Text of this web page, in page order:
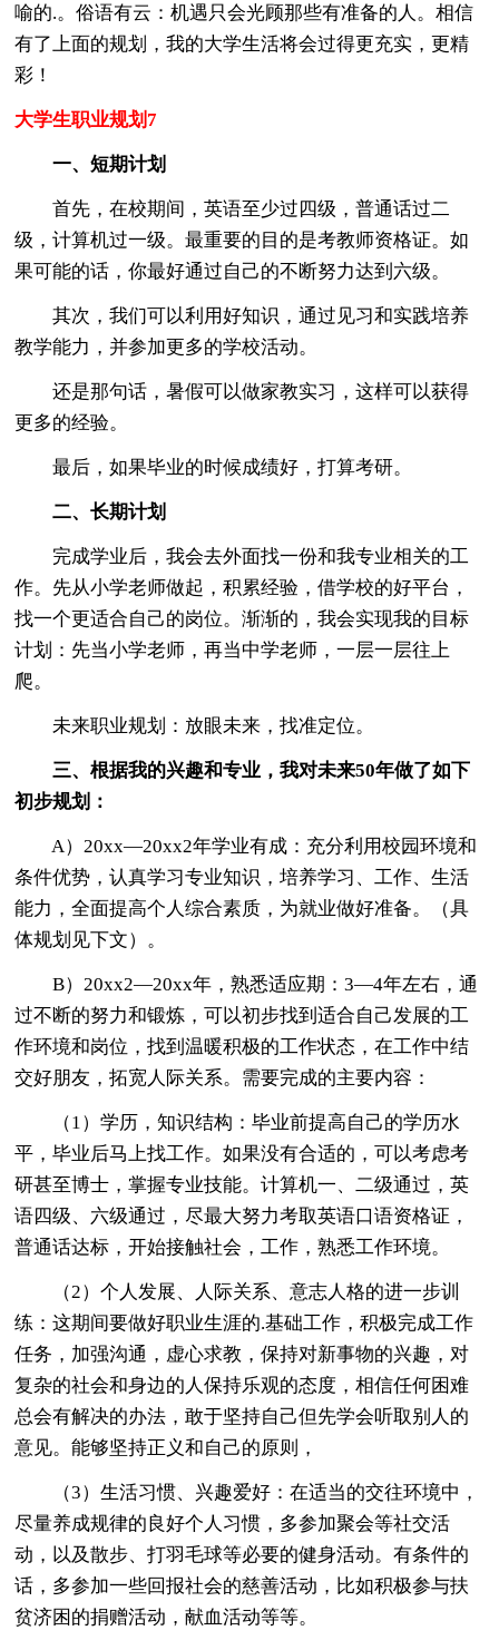
喻的.。俗语有云：机遇只会光顾那些有准备的人。相信
有了上面的规划，我的大学生活将会过得更充实，更精
彩！
大学生职业规划7
一、短期计划
首先，在校期间，英语至少过四级，普通话过二
级，计算机过一级。最重要的目的是考教师资格证。如
果可能的话，你最好通过自己的不断努力达到六级。
其次，我们可以利用好知识，通过见习和实践培养
教学能力，并参加更多的学校活动。
还是那句话，暑假可以做家教实习，这样可以获得
更多的经验。
最后，如果毕业的时候成绩好，打算考研。
二、长期计划
完成学业后，我会去外面找一份和我专业相关的工
作。先从小学老师做起，积累经验，借学校的好平台，
找一个更适合自己的岗位。渐渐的，我会实现我的目标
计划：先当小学老师，再当中学老师，一层一层往上
爬。
未来职业规划：放眼未来，找准定位。
三、根据我的兴趣和专业，我对未来50年做了如下
初步规划：
A）20xx—20xx2年学业有成：充分利用校园环境和
条件优势，认真学习专业知识，培养学习、工作、生活
能力，全面提高个人综合素质，为就业做好准备。（具
体规划见下文）。
B）20xx2—20xx年，熟悉适应期：3—4年左右，通
过不断的努力和锻炼，可以初步找到适合自己发展的工
作环境和岗位，找到温暖积极的工作状态，在工作中结
交好朋友，拓宽人际关系。需要完成的主要内容：
（1）学历，知识结构：毕业前提高自己的学历水
平，毕业后马上找工作。如果没有合适的，可以考虑考
研甚至博士，掌握专业技能。计算机一、二级通过，英
语四级、六级通过，尽最大努力考取英语口语资格证，
普通话达标，开始接触社会，工作，熟悉工作环境。
（2）个人发展、人际关系、意志人格的进一步训
练：这期间要做好职业生涯的.基础工作，积极完成工作
任务，加强沟通，虚心求教，保持对新事物的兴趣，对
复杂的社会和身边的人保持乐观的态度，相信任何困难
总会有解决的办法，敢于坚持自己但先学会听取别人的
意见。能够坚持正义和自己的原则，
（3）生活习惯、兴趣爱好：在适当的交往环境中，
尽量养成规律的良好个人习惯，多参加聚会等社交活
动，以及散步、打羽毛球等必要的健身活动。有条件的
话，多参加一些回报社会的慈善活动，比如积极参与扶
贫济困的捐赠活动，献血活动等等。